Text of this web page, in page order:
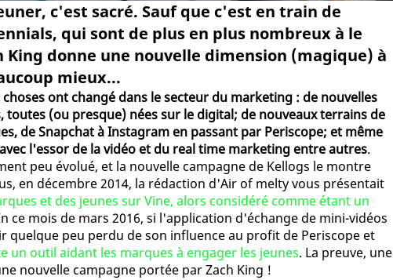
c'est sacré. Sauf que c'est en train de
qui sont de plus en plus nombreux à le
King donne une nouvelle dimension (magique) à
mieux...
ont changé dans le secteur du marketing : de nouvelles
toutes (ou presque) nées sur le digital; de nouveaux terrains de
de Snapchat à Instagram en passant par Periscope; et même
l'essor de la vidéo et du real time marketing entre autres.
peu évolué, et la nouvelle campagne de Kellogs le montre
en décembre 2014, la rédaction d'Air of melty vous présentait
et des jeunes sur Vine, alors considéré comme étant un
ce mois de mars 2016, si l'application d'échange de mini-vidéos
quelque peu perdu de son influence au profit de Periscope et
un outil aidant les marques à engager les jeunes. La preuve, une
nouvelle campagne portée par Zach King !